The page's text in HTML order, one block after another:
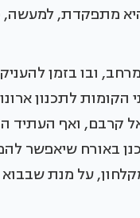
מתפקדת, למעשה,
ובו בזמן להעניק
הקומות לתכנון
קרבם, ואף העתיד
באורח שיאפשר
על מנת